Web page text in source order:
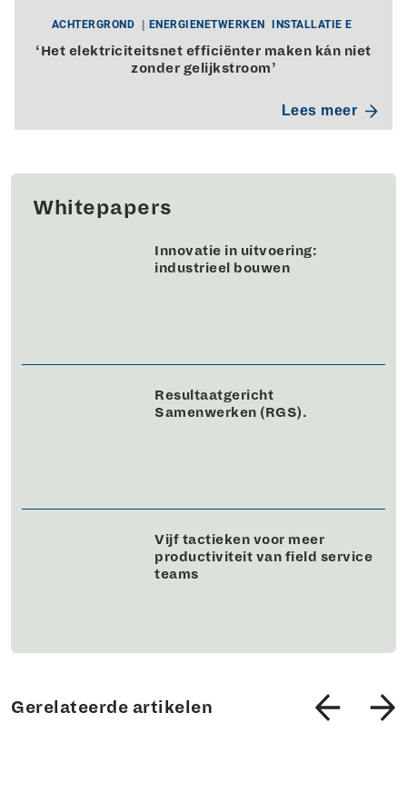
ACHTERGROND ENERGIENETWERKEN INSTALLATIE E
‘Het elektriciteitsnet efficiënter maken kán niet
zonder gelijkstroom’
Lees meer
Whitepapers
Innovatie in uitvoering:
industrieel bouwen
Resultaatgericht
Samenwerken (RGS).
Vijf tactieken voor meer
productiviteit van field service
teams
Gerelateerde artikelen